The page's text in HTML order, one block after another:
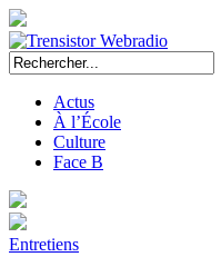
Actus
À l’École
Culture
Face B
Entretiens